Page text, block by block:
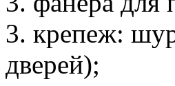
3. крепеж:
дверей);